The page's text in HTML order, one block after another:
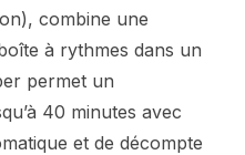
combine une
à rythmes dans un
permet un
40 minutes avec
et de décompte